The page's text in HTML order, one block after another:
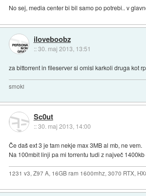
No sej, media center bi bil samo po potrebi.. v
iloveboobz
::30. maj 2013, 13:51
za bittorrent in fileserver si omisl karkoli druga kot
smoki
Sc0ut
::30. maj 2013, 14:00
Če daš ext 3 je tam nekje max 3MB al mb, ne vem.
Na 100mbit linji pa mi torrentu tudi z največ 1400kb
1231 v3, Z97 A, 16GB ram 1600mhz, 3070 RTX,